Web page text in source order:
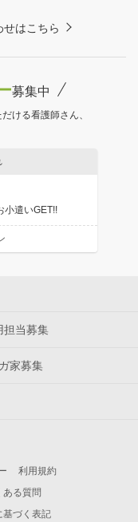
はこちら
募集中
ける看護師さん、
小遣いGET!!
担当募集
家募集
利用規約
ある質問
基づく表記